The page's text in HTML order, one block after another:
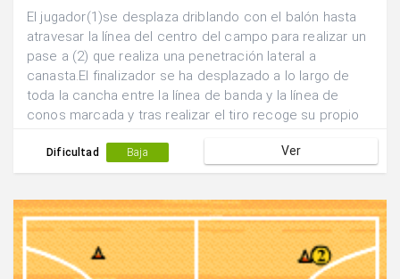
El jugador(1)se desplaza driblando con el balón hasta
atravesar la línea del centro del campo para realizar un
pase a (2) que realiza una penetración lateral a
canasta.El finalizador se ha desplazado a lo largo de
toda la cancha entre la línea de banda y la línea de
conos marcada y tras realizar el tiro recoge su propio
a acompañado la jugada para que realice las veces de
pasador mientras que (1) realiza la función de
Dificultad Baja Ver